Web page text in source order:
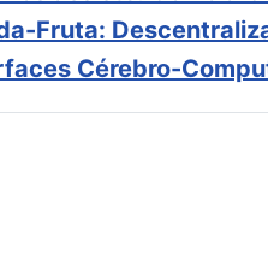
Fruta:
Cérebro-